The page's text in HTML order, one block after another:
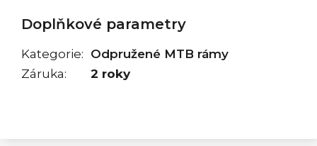
Doplňkové parametry
Kategorie: Odpružené MTB rámy
Záruka: 2 roky